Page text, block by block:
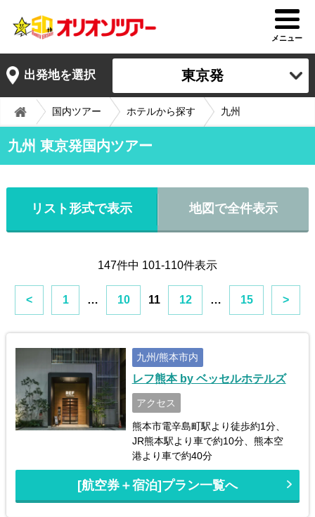
メニュー
出発地を選択 東京発
国内ツアー ホテルから探す 九州
九州 東京発国内ツアー
リスト形式で表示 地図で全件表示
147件中 101-110件表示
< 1 … 10 11 12 … 15 >
九州/熊本市内
レフ熊本 by ベッセルホテルズ
アクセス
熊本市電辛島町駅より徒歩約1分、
JR熊本駅より車で約10分、熊本空
港より車で約40分
[航空券＋宿泊]プラン一覧へ